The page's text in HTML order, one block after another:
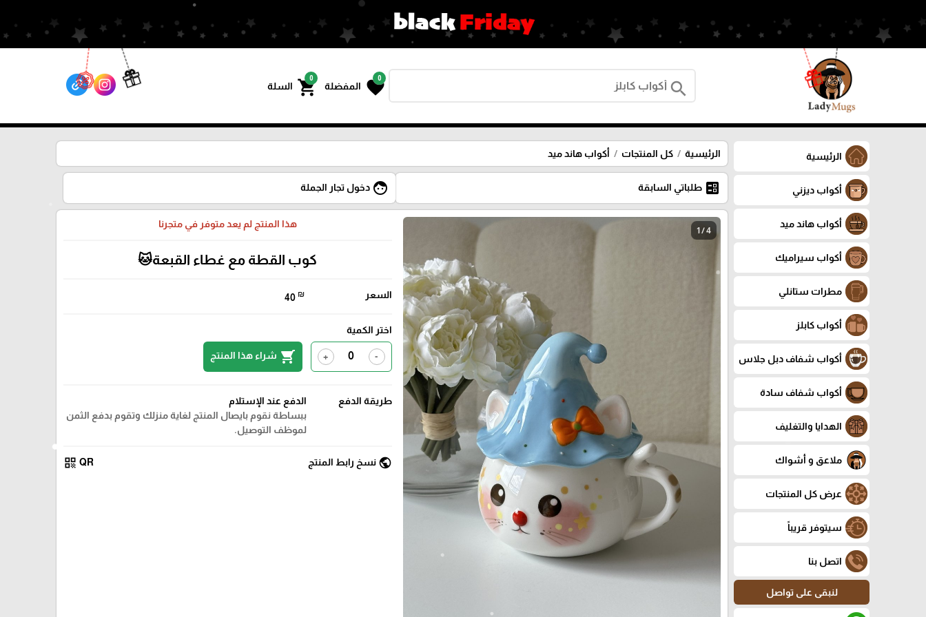
search
0
favorite المفضلة
0
shopping_cart السلة
الرئيسية
أكواب ديزني
أكواب هاند ميد
أكواب سيراميك
مطرات ستانلي
أكواب كابلز
أكواب شفاف دبل جلاس
أكواب شفاف سادة
الهدايا والتغليف
ملاعق و أشواك
عرض كل المنتجات
سيتوفر قريباً
اتصل بنا
لنبقى على تواصل
الرئيسية كل المنتجات أكواب هاند ميد
ballot طلباتي السابقة face دخول تجار الجملة
1 / 4
هذا المنتج لم يعد متوفر في متجرنا
كوب القطة مع غطاء القبعة🐱
السعر 40 ₪
اختر الكمية
-
+
shopping_cart شراء هذا المنتج
طريقة الدفع
الدفع عند الإستلام
ببساطة نقوم بايصال المنتج لغاية منزلك وتقوم بدفع الثمن
لموظف التوصيل.
public نسخ رابط المنتج QR
qr_code